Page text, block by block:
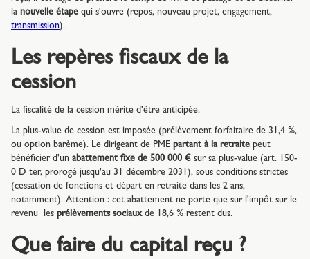
la nouvelle étape qui s'ouvre (repos, nouveau projet, engagement,
transmission).
Les repères fiscaux de la
cession
La fiscalité de la cession mérite d'être anticipée.
La plus-value de cession est imposée (prélèvement forfaitaire de 31,4 %,
ou option barème). Le dirigeant de PME partant à la retraite peut
bénéficier d'un abattement fixe de 500 000 € sur sa plus-value (art. 150-
0 D ter, prorogé jusqu'au 31 décembre 2031), sous conditions strictes
(cessation de fonctions et départ en retraite dans les 2 ans,
notamment). Attention : cet abattement ne porte que sur l'impôt sur le
revenu les prélèvements sociauxde 18,6 % restent dus.
Que faire du capital reçu ?